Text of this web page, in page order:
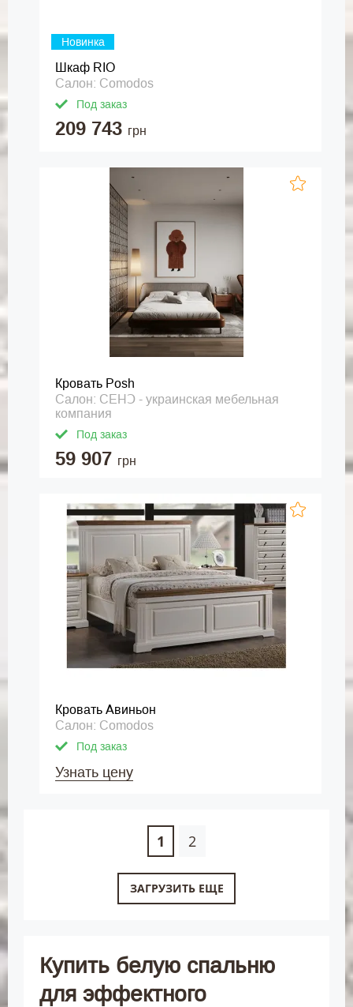
Новинка
Шкаф RIO
Салон: Comodos
Под заказ
209 743 грн
Кровать Posh
Салон: СЕНↃ - украинская мебельная
компания
Под заказ
59 907 грн
Кровать Авиньон
Салон: Comodos
Под заказ
Узнать цену
1 2
ЗАГРУЗИТЬ ЕЩЕ
Купить белую спальню
для эффектного